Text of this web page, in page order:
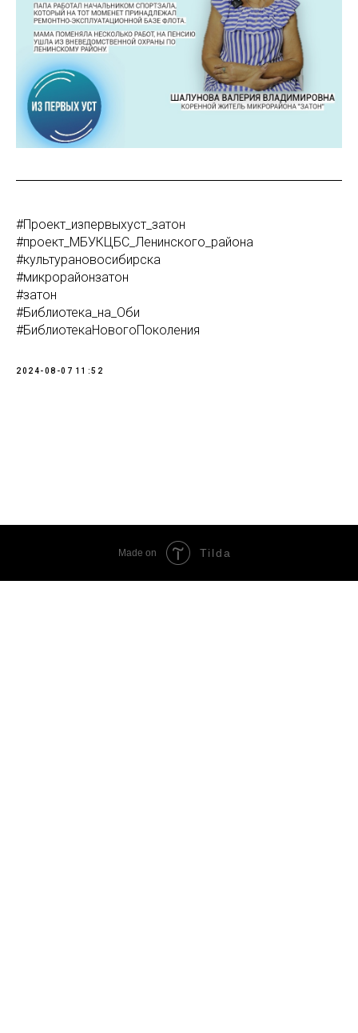
#Проект_изпервыхуст_затон
#проект_МБУКЦБС_Ленинского_района
#культурановосибирска
#микрорайонзатон
#затон
#Библиотека_на_Оби
#БиблиотекаНовогоПоколения
2024-08-07 11:52
Made on Tilda